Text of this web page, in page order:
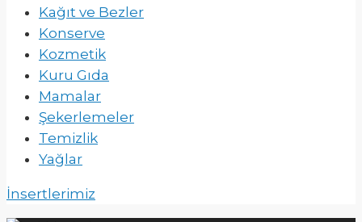
Kağıt ve Bezler
Konserve
Kozmetik
Kuru Gıda
Mamalar
Şekerlemeler
Temizlik
Yağlar
İnsertlerimiz